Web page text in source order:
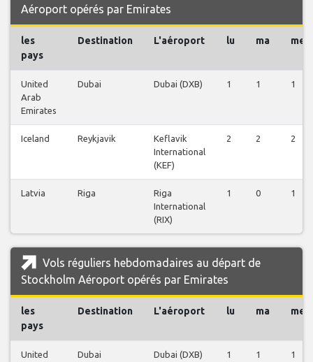
Aéroport opérés par Emirates
les
pays
Destination L'aéroport lu ma me
United
Arab
Emirates
Dubai Dubai (DXB) 1 1 1
Iceland Reykjavik
Keflavik
International
(KEF)
2 2 2
Latvia Riga
Riga
International
(RIX)
1 0 1
Vols réguliers hebdomadaires au départ de
Stockholm Aéroport opérés par Emirates
les
pays
Destination L'aéroport lu ma me
United
Dubai Dubai (DXB) 1 1 1